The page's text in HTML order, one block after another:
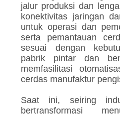
jalur produksi dan
konektivitas jaringan
untuk operasi dan
serta pemantauan
sesuai dengan
pabrik pintar dan
memfasilitasi
cerdas manufaktur
Saat ini, seiring
bertransformasi